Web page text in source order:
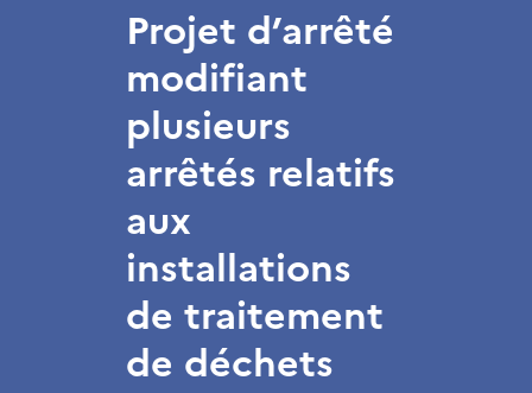
Projet d’arrêté
modifiant
plusieurs
arrêtés relatifs
aux
installations
de traitement
de déchets